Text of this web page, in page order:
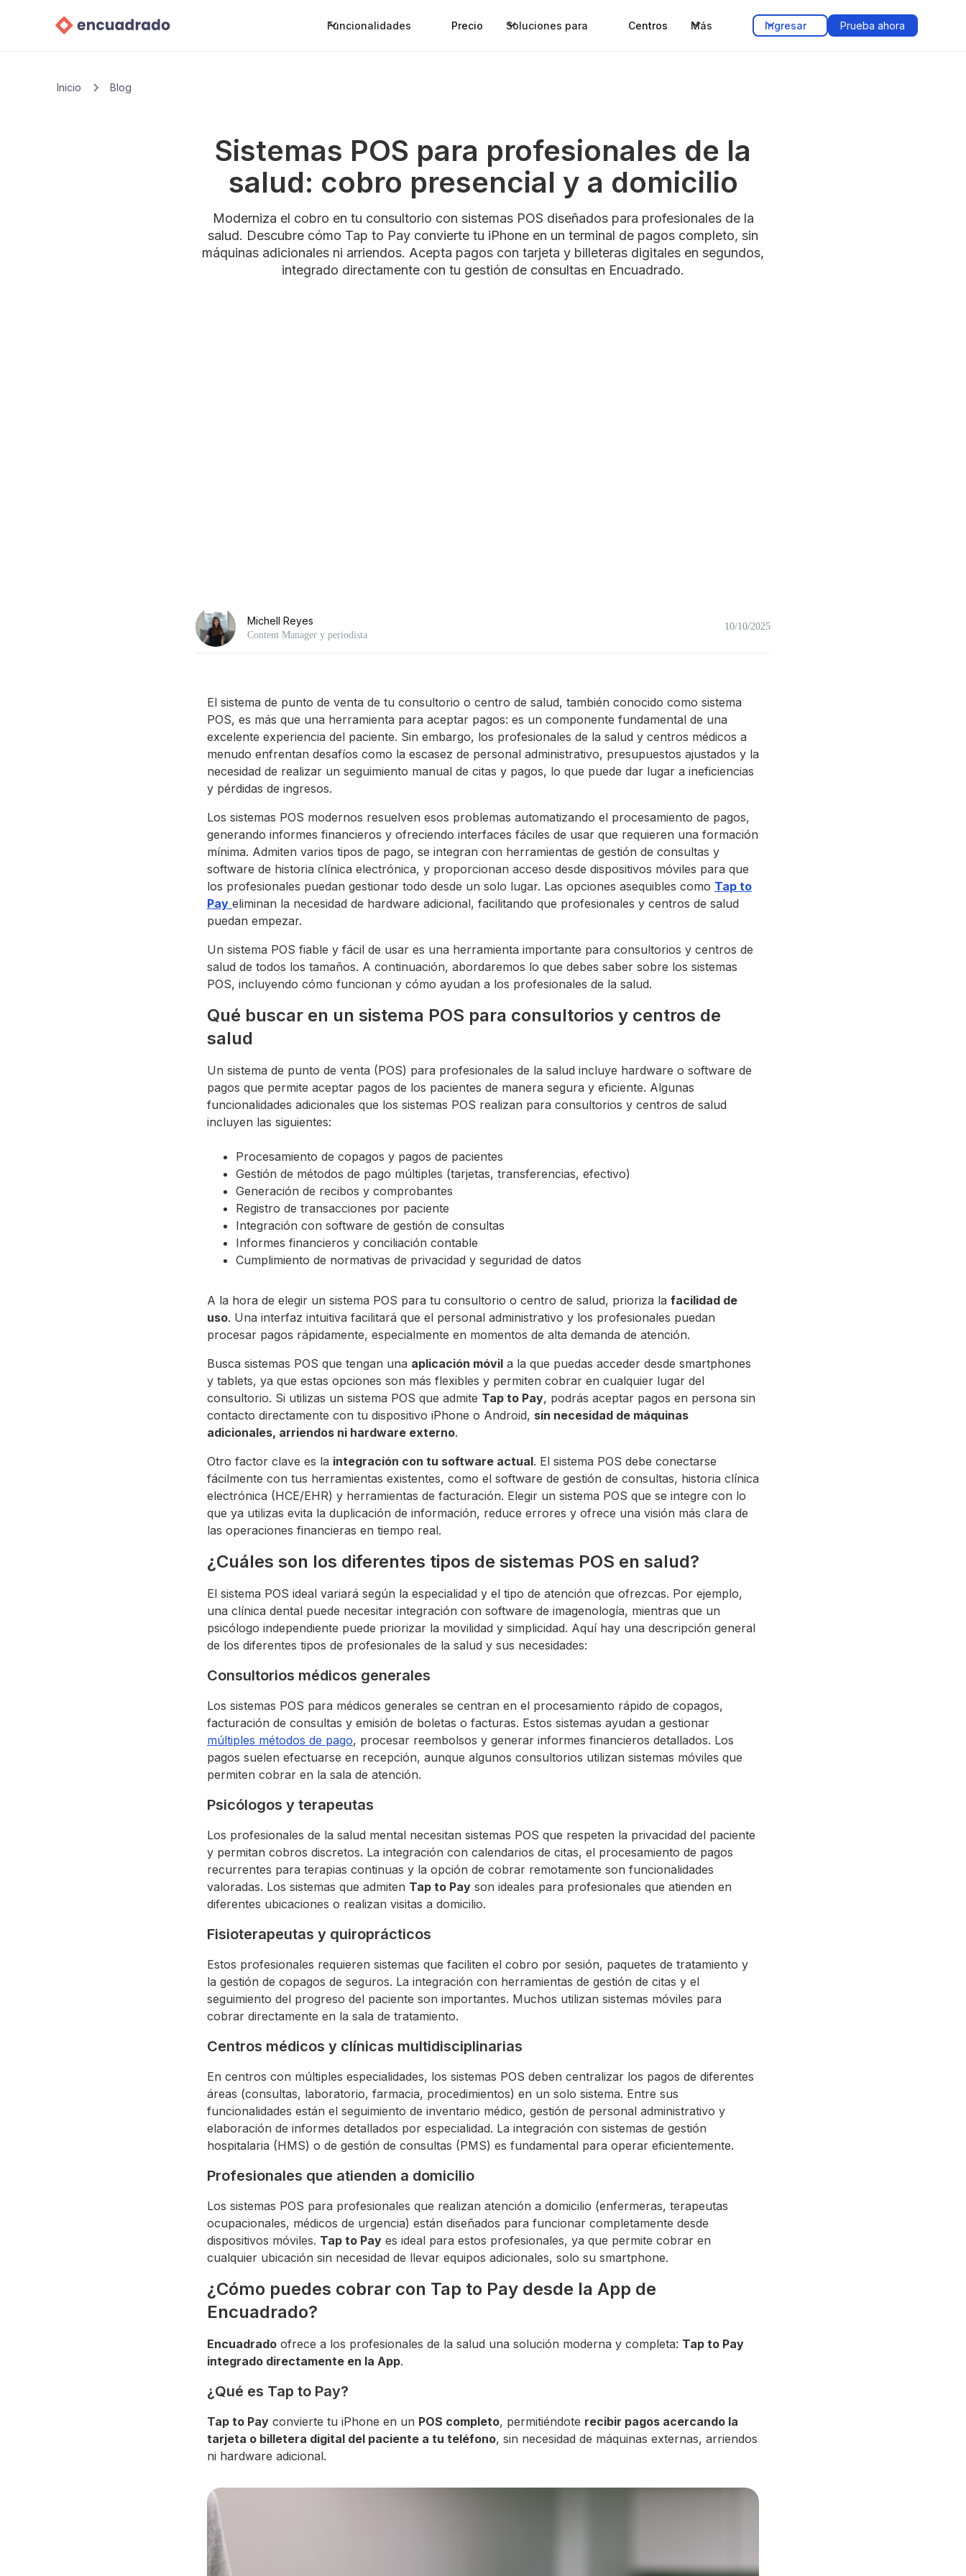
Funcionalidades Precio Soluciones para Centros Más Ingresar Prueba ahora
Inicio Blog
Sistemas POS para profesionales de la
salud: cobro presencial y a domicilio
Moderniza el cobro en tu consultorio con sistemas POS diseñados para profesionales de la
salud. Descubre cómo Tap to Pay convierte tu iPhone en un terminal de pagos completo, sin
máquinas adicionales ni arriendos. Acepta pagos con tarjeta y billeteras digitales en segundos,
integrado directamente con tu gestión de consultas en Encuadrado.
Michell Reyes
Content Manager y periodista
10/10/2025
El sistema de punto de venta de tu consultorio o centro de salud, también conocido como sistema
POS, es más que una herramienta para aceptar pagos: es un componente fundamental de una
excelente experiencia del paciente. Sin embargo, los profesionales de la salud y centros médicos a
menudo enfrentan desafíos como la escasez de personal administrativo, presupuestos ajustados y la
necesidad de realizar un seguimiento manual de citas y pagos, lo que puede dar lugar a ineficiencias
y pérdidas de ingresos.
Los sistemas POS modernos resuelven esos problemas automatizando el procesamiento de pagos,
generando informes financieros y ofreciendo interfaces fáciles de usar que requieren una formación
mínima. Admiten varios tipos de pago, se integran con herramientas de gestión de consultas y
software de historia clínica electrónica, y proporcionan acceso desde dispositivos móviles para que
los profesionales puedan gestionar todo desde un solo lugar. Las opciones asequibles como Tap to
Pay eliminan la necesidad de hardware adicional, facilitando que profesionales y centros de salud
puedan empezar.
Un sistema POS fiable y fácil de usar es una herramienta importante para consultorios y centros de
salud de todos los tamaños. A continuación, abordaremos lo que debes saber sobre los sistemas
POS, incluyendo cómo funcionan y cómo ayudan a los profesionales de la salud.
Qué buscar en un sistema POS para consultorios y centros de
salud
Un sistema de punto de venta (POS) para profesionales de la salud incluye hardware o software de
pagos que permite aceptar pagos de los pacientes de manera segura y eficiente. Algunas
funcionalidades adicionales que los sistemas POS realizan para consultorios y centros de salud
incluyen las siguientes:
Procesamiento de copagos y pagos de pacientes
Gestión de métodos de pago múltiples (tarjetas, transferencias, efectivo)
Generación de recibos y comprobantes
Registro de transacciones por paciente
Integración con software de gestión de consultas
Informes financieros y conciliación contable
Cumplimiento de normativas de privacidad y seguridad de datos
A la hora de elegir un sistema POS para tu consultorio o centro de salud, prioriza la facilidad de
uso. Una interfaz intuitiva facilitará que el personal administrativo y los profesionales puedan
procesar pagos rápidamente, especialmente en momentos de alta demanda de atención.
Busca sistemas POS que tengan una aplicación móvil a la que puedas acceder desde smartphones
y tablets, ya que estas opciones son más flexibles y permiten cobrar en cualquier lugar del
consultorio. Si utilizas un sistema POS que admite Tap to Pay, podrás aceptar pagos en persona sin
contacto directamente con tu dispositivo iPhone o Android, sin necesidad de máquinas
adicionales, arriendos ni hardware externo.
Otro factor clave es la integración con tu software actual. El sistema POS debe conectarse
fácilmente con tus herramientas existentes, como el software de gestión de consultas, historia clínica
electrónica (HCE/EHR) y herramientas de facturación. Elegir un sistema POS que se integre con lo
que ya utilizas evita la duplicación de información, reduce errores y ofrece una visión más clara de
las operaciones financieras en tiempo real.
¿Cuáles son los diferentes tipos de sistemas POS en salud?
El sistema POS ideal variará según la especialidad y el tipo de atención que ofrezcas. Por ejemplo,
una clínica dental puede necesitar integración con software de imagenología, mientras que un
psicólogo independiente puede priorizar la movilidad y simplicidad. Aquí hay una descripción general
de los diferentes tipos de profesionales de la salud y sus necesidades:
Consultorios médicos generales
Los sistemas POS para médicos generales se centran en el procesamiento rápido de copagos,
facturación de consultas y emisión de boletas o facturas. Estos sistemas ayudan a gestionar
múltiples métodos de pago, procesar reembolsos y generar informes financieros detallados. Los
pagos suelen efectuarse en recepción, aunque algunos consultorios utilizan sistemas móviles que
permiten cobrar en la sala de atención.
Psicólogos y terapeutas
Los profesionales de la salud mental necesitan sistemas POS que respeten la privacidad del paciente
y permitan cobros discretos. La integración con calendarios de citas, el procesamiento de pagos
recurrentes para terapias continuas y la opción de cobrar remotamente son funcionalidades
valoradas. Los sistemas que admiten Tap to Pay son ideales para profesionales que atienden en
diferentes ubicaciones o realizan visitas a domicilio.
Fisioterapeutas y quiroprácticos
Estos profesionales requieren sistemas que faciliten el cobro por sesión, paquetes de tratamiento y
la gestión de copagos de seguros. La integración con herramientas de gestión de citas y el
seguimiento del progreso del paciente son importantes. Muchos utilizan sistemas móviles para
cobrar directamente en la sala de tratamiento.
Centros médicos y clínicas multidisciplinarias
En centros con múltiples especialidades, los sistemas POS deben centralizar los pagos de diferentes
áreas (consultas, laboratorio, farmacia, procedimientos) en un solo sistema. Entre sus
funcionalidades están el seguimiento de inventario médico, gestión de personal administrativo y
elaboración de informes detallados por especialidad. La integración con sistemas de gestión
hospitalaria (HMS) o de gestión de consultas (PMS) es fundamental para operar eficientemente.
Profesionales que atienden a domicilio
Los sistemas POS para profesionales que realizan atención a domicilio (enfermeras, terapeutas
ocupacionales, médicos de urgencia) están diseñados para funcionar completamente desde
dispositivos móviles. Tap to Pay es ideal para estos profesionales, ya que permite cobrar en
cualquier ubicación sin necesidad de llevar equipos adicionales, solo su smartphone.
¿Cómo puedes cobrar con Tap to Pay desde la App de
Encuadrado?
Encuadrado ofrece a los profesionales de la salud una solución moderna y completa: Tap to Pay
integrado directamente en la App.
¿Qué es Tap to Pay?
Tap to Pay convierte tu iPhone en un POS completo, permitiéndote recibir pagos acercando la
tarjeta o billetera digital del paciente a tu teléfono, sin necesidad de máquinas externas, arriendos
ni hardware adicional.